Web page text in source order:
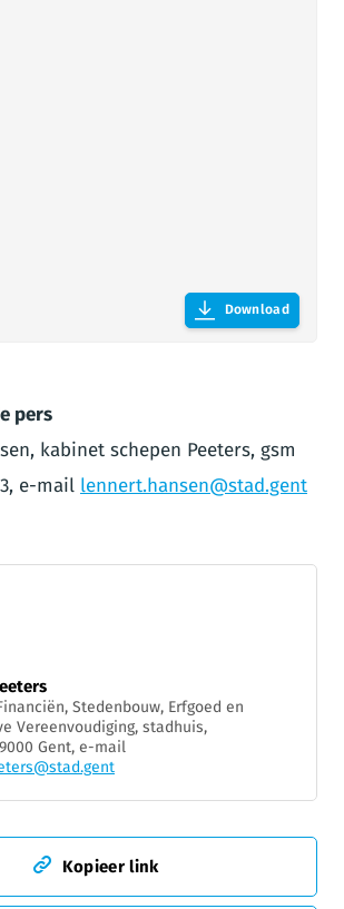
Download
pers
kabinet schepen Peeters, gsm
e-mail lennert.hansen@stad.gent
Stedenbouw, Erfgoed en
Vereenvoudiging, stadhuis,
Gent, e-mail
Kopieer link